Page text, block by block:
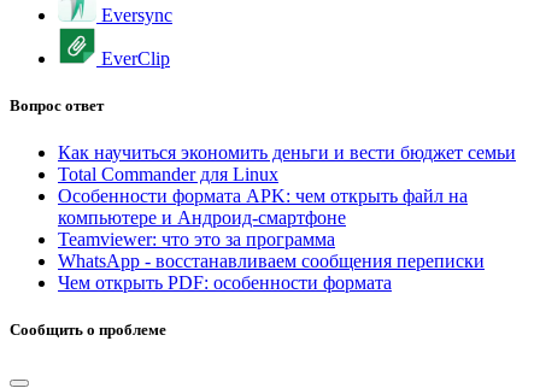
Eversync
EverClip
Вопрос ответ
Как научиться экономить деньги и вести бюджет семьи
Total Commander для Linux
Особенности формата APK: чем открыть файл на
компьютере и Андроид-смартфоне
Teamviewer: что это за программа
WhatsApp - восстанавливаем сообщения переписки
Чем открыть PDF: особенности формата
Сообщить о проблеме